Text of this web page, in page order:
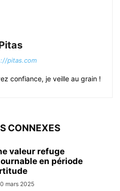
pitas.com
confiance, je veille au grain !
CONNEXES
valeur refuge
en période
mars 2025